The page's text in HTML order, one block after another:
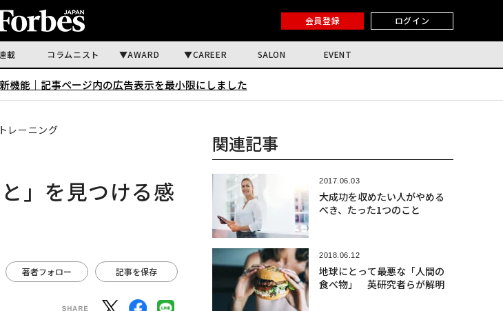
会員登録 ログイン
載 コラムニスト AWARD CAREER SALON EVENT
機能｜ 記事ページ内の広告表示を最小限にしました
レーニング
」を見つける感
著者フォロー 記事を保存
関連記事
2017.06.03
大成功を収めたい人がやめる
べき、たった1つのこと
2018.06.12
地球にとって最悪な「人間の
食べ物」 英研究者らが解明